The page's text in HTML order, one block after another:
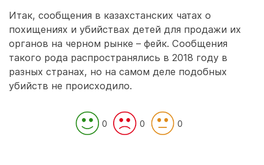
Итак, сообщения в казахстанских чатах о
похищениях и убийствах детей для продажи их
органов на черном рынке – фейк. Сообщения
такого рода распространялись в 2018 году в
разных странах, но на самом деле подобных
убийств не происходило.
0 0 0